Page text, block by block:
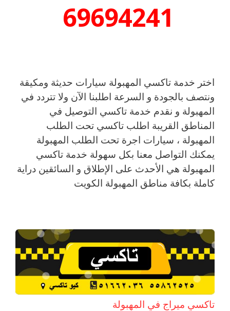
69694241
اختر خدمة تاكسي المهبولة سيارات حديثة ومكيقة
ونتصف بالجودة و السرعة اطلبنا الآن ولا تتردد في
المهبولة و نقدم خدمة تاكسي التوصيل في
المناطق القريبة اطلب تاكسي تحت الطلب
المهبولة ، سيارات اجرة تحت الطلب المهبولة
يمكنك التواصل معنا بكل سهولة خدمة تاكسي
المهبولة هي الأحدث على الإطلاق و السائقين دراية
كاملة بكافة مناطق المهبولة الكويت
تاكسي ميراج في المهبولة